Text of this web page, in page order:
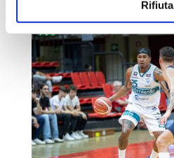
Rifiuta